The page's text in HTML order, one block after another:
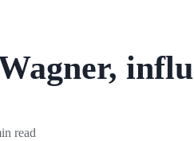
read